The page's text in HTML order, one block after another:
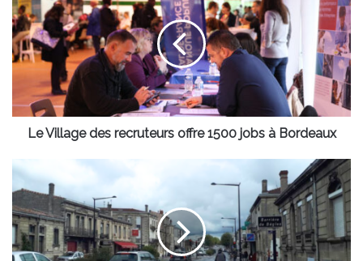
des
recruteurs
offre
1500
Bordeaux
Le Village des recruteurs offre 1500 jobs à Bordeaux
Bordeaux
Métropole
inventer
les
boulevards